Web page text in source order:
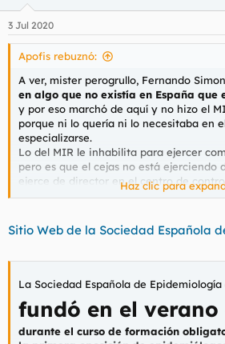
e
s
3 Jul 2020
Apofis rebuznó:
A ver, mister perogrullo, Fernando Simon
en algo que no existía en España
y por eso marchó de aquí y no hizo el
porque ni lo quería ni lo necesitaba en
especializarse.
Lo del MIR le inhabilita para ejercer
pero es que el cejas no está ejerciendo
ejerce de director en el centro de
que es lo que es ahora.
Haz clic para
Sitio Web de la Sociedad Española
La Sociedad Española de Epidemiología
fundó en el verano
durante el curso de formación